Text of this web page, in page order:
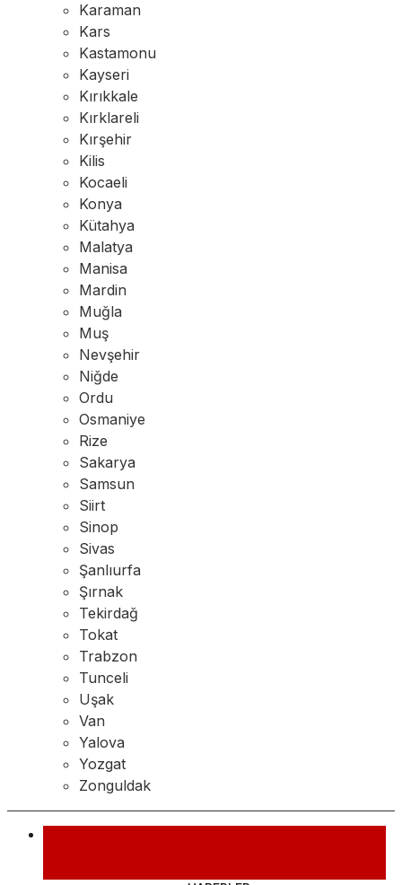
Karaman
Kars
Kastamonu
Kayseri
Kırıkkale
Kırklareli
Kırşehir
Kilis
Kocaeli
Konya
Kütahya
Malatya
Manisa
Mardin
Muğla
Muş
Nevşehir
Niğde
Ordu
Osmaniye
Rize
Sakarya
Samsun
Siirt
Sinop
Sivas
Şanlıurfa
Şırnak
Tekirdağ
Tokat
Trabzon
Tunceli
Uşak
Van
Yalova
Yozgat
Zonguldak